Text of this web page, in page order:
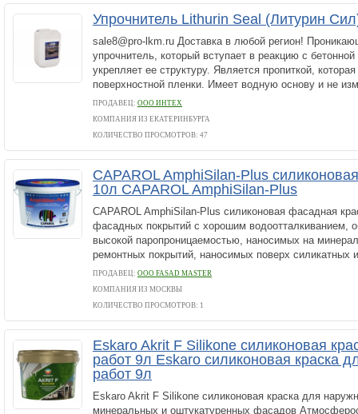
Упрочнитель Lithurin Seal (Литурин
sale8@pro-lkm.ru Доставка в любой регион!
упрочнитель, который вступает в реакцию с
укрепляет ее структуру. Является пропиткой,
поверхностной пленки. Имеет водную основу и не
ПРОДАВЕЦ: ООО ИНТЕХ
КОМПАНИЯ ИЗ ЕКАТЕРИНБУРГА
КОЛИЧЕСТВО ПРОСМОТРОВ: 47
CAPAROL AmphiSilan-Plus
10л CAPAROL AmphiSilan-Plus
CAPAROL AmphiSilan-Plus силиконовая фасадная
фасадных покрытий с хорошим водоотталкиванием,
высокой паропроницаемостью, наносимых на
ремонтных покрытий, наносимых поверх силикатных
ПРОДАВЕЦ: ООО FASAD MASTER
КОМПАНИЯ ИЗ МОСКВЫ
КОЛИЧЕСТВО ПРОСМОТРОВ: 1
Eskaro Akrit F Silikone силиконовая
работ 9л Eskaro силиконовая краска
работ 9л
Eskaro Akrit F Silikone силиконовая краска для
минеральных и оштукатуренных фасадов